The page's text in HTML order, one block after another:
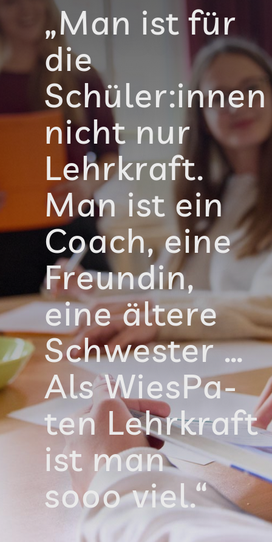
„Man ist für
die
Schüler:innen
nicht nur
Lehr­kraft.
Man ist ein
Coach, eine
Freun­din,
eine ältere
Schwes­ter …
Als Wie­sPa­
ten Lehr­kraft
ist man
sooo viel.“